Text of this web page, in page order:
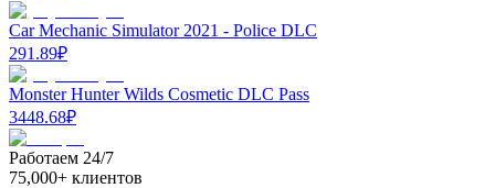
Car Mechanic Simulator 2021 - Police DLC
291.89₽
Monster Hunter Wilds Cosmetic DLC Pass
3448.68₽
Работаем 24/7
75,000+ клиентов